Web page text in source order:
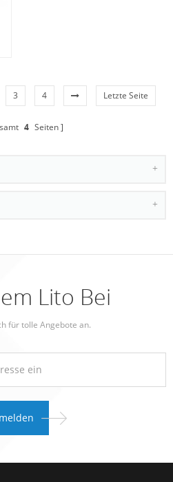
3 4 Letzte Seite
4 Seiten
Lito Bei
für tolle Angebote an.